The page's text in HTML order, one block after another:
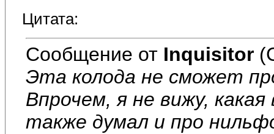
Цитата:
Сообщение от Inquisitor
Эта колода не сможет
Впрочем, я не вижу,
также думал и про